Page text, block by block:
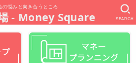
の悩みと向き合うところ
- Money Square SEARCH